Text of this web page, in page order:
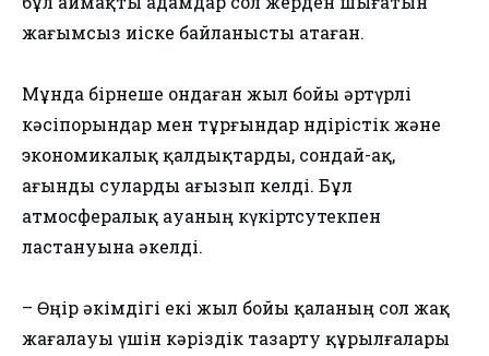
жағымсыз иіске байланысты атаған.
Мұнда бірнеше ондаған жыл бойы әртүрлі
кәсіпорындар мен тұрғындар өндірістік және
экономикалық қалдықтарды, сондай-ақ,
ағынды суларды ағызып келді. Бұл
атмосфералық ауаның күкіртсутекпен
ластануына әкелді.
– Өңір әкімдігі екі жыл бойы қаланың сол жақ
жағалауы үшін кәріздік тазарту құрылғалары